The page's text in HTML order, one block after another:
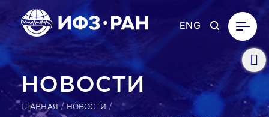
ENG
НОВОСТИ
ГЛАВНАЯ
НОВОСТИ